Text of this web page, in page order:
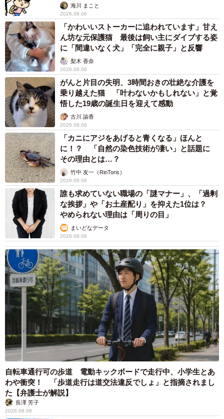
海川 まこと
2026.08.06
「かわいいストーカーに追われています」甘え
ん坊な元保護猫 最後は飼い主にダイブする姿
に「間違いなく犬」「完全に親子」と反響
梨木 香奈
2026.08.06
がんと片目の失明、3時間おきの壮絶な介護を
乗り越えた猫 「叶わないかもしれない」と覚
悟した19歳の誕生日を迎えて感動
古川 諭香
2026.08.06
「カニにアジをあげると青くなる」ほんと
に！？ 「自然の染色技術が凄い」と話題に
その理由とは…？
竹中 友一（RinToris）
2026.08.06
誰も求めていない職場の「謎マナー」、「過剰
な挨拶」や「お土産配り」を抑えた1位は？
やめられない理由は「周りの目」
まいどなデータ
2026.08.06
自転車通行可の歩道 電動キックボードで走行中、小学生とあ
わや衝突！ 「歩道走行は道交法違反でしょ」と指摘されまし
た【弁護士が解説】
長澤 芳子
2026.08.06